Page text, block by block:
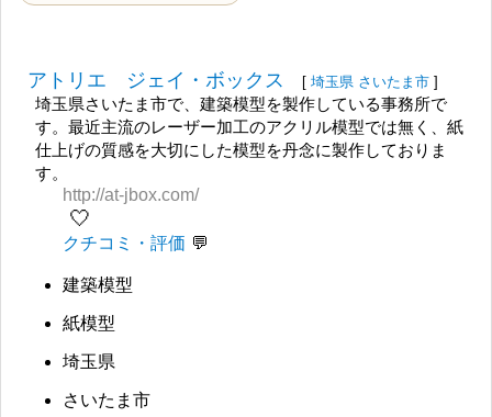
アトリエ ジェイ・ボックス [ 埼玉県 さいたま市 ]
埼玉県さいたま市で、建築模型を製作している事務所で
す。最近主流のレーザー加工のアクリル模型では無く、紙
仕上げの質感を大切にした模型を丹念に製作しておりま
す。
http://at-jbox.com/
🤍
クチコミ・評価
建築模型
紙模型
埼玉県
さいたま市